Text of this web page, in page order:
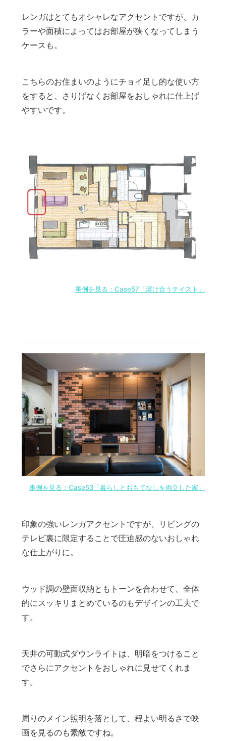
レンガはとてもオシャレなアクセントですが、カ
ラーや面積によってはお部屋が狭くなってしまう
ケースも。
こちらのお住まいのようにチョイ足し的な使い方
をすると、さりげなくお部屋をおしゃれに仕上げ
やすいです。
事例を見る：Case57「溶け合うテイスト」
事例を見る：Case53「暮らしとおもてなしを両立した家」
印象の強いレンガアクセントですが、リビングの
テレビ裏に限定することで圧迫感のないおしゃれ
な仕上がりに。
ウッド調の壁面収納ともトーンを合わせて、全体
的にスッキリまとめているのもデザインの工夫で
す。
天井の可動式ダウンライトは、明暗をつけること
でさらにアクセントをおしゃれに見せてくれま
す。
周りのメイン照明を落として、程よい明るさで映
画を見るのも素敵ですね。